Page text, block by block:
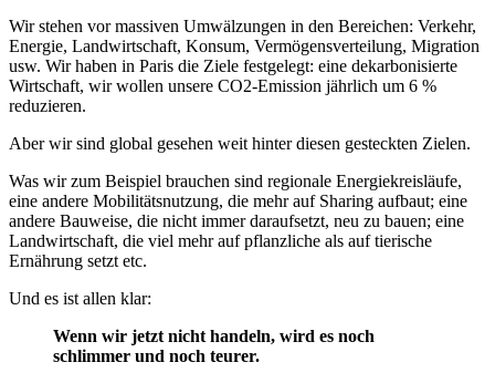
Wir stehen vor massiven Umwälzungen in den Bereichen: Verkehr,
Energie, Landwirtschaft, Konsum, Vermögensverteilung, Migration
usw. Wir haben in Paris die Ziele festgelegt: eine dekarbonisierte
Wirtschaft, wir wollen unsere CO2-Emission jährlich um 6 %
reduzieren.
Aber wir sind global gesehen weit hinter diesen gesteckten Zielen.
Was wir zum Beispiel brauchen sind regionale Energiekreisläufe,
eine andere Mobilitätsnutzung, die mehr auf Sharing aufbaut; eine
andere Bauweise, die nicht immer daraufsetzt, neu zu bauen; eine
Landwirtschaft, die viel mehr auf pflanzliche als auf tierische
Ernährung setzt etc.
Und es ist allen klar:
Wenn wir jetzt nicht handeln, wird es noch
schlimmer und noch teurer.